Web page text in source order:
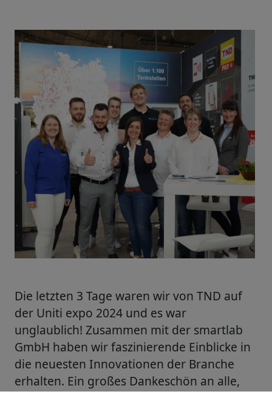
Die letzten 3 Tage waren wir von TND auf
der Uniti expo 2024 und es war
unglaublich! Zusammen mit der smartlab
GmbH haben wir faszinierende Einblicke in
die neuesten Innovationen der Branche
erhalten. Ein großes Dankeschön an alle,